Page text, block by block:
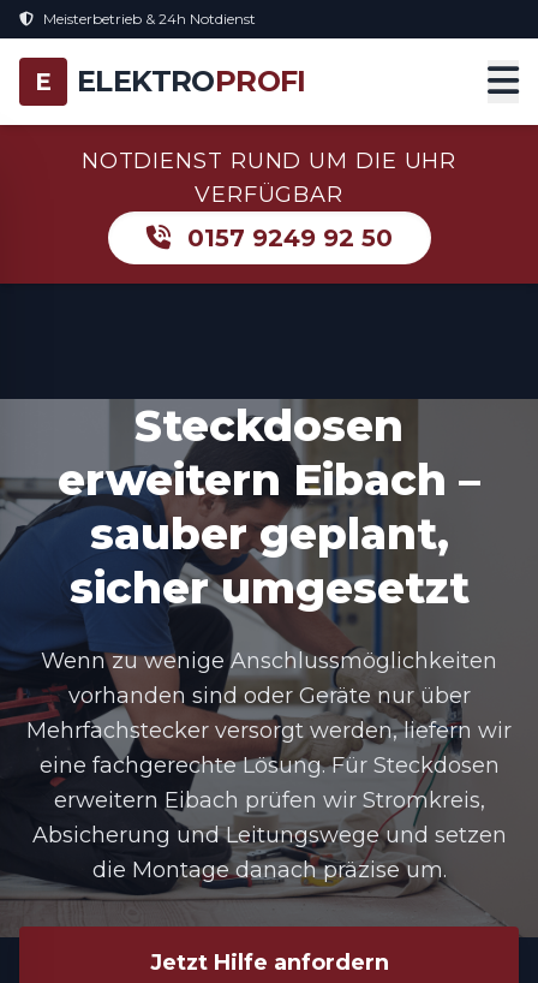
Meisterbetrieb & 24h Notdienst
E ELEKTROPROFI
NOTDIENST RUND UM DIE UHR
VERFÜGBAR
0157 9249 92 50
Steckdosen
erweitern Eibach –
sauber geplant,
sicher umgesetzt
Wenn zu wenige Anschlussmöglichkeiten
vorhanden sind oder Geräte nur über
Mehrfachstecker versorgt werden, liefern wir
eine fachgerechte Lösung. Für Steckdosen
erweitern Eibach prüfen wir Stromkreis,
Absicherung und Leitungswege und setzen
die Montage danach präzise um.
Jetzt Hilfe anfordern